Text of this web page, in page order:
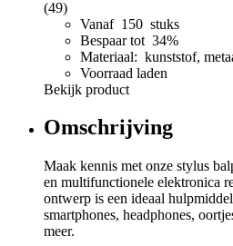
(49)
Vanaf 150 stuks
Bespaar tot 34%
Materiaal: kunststof,
Voorraad laden
Bekijk product
Omschrijving
Maak kennis met onze stylus
en multifunctionele elektronica
ontwerp is een ideaal
smartphones, headphones,
meer.